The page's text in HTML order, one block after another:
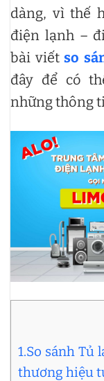
dàng, vì thế
điện lạnh –
bài viếtso
đây để có
những thông
1.So sánh Tủ
thương hiệu